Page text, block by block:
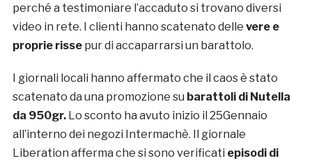
perché a testimoniare l’accaduto si trovano diversi
video in rete. I clienti hanno scatenato delle vere e
proprie rissepur di accaparrarsi un barattolo.
I giornali locali hanno affermato che il caos è stato
scatenato da una promozione su barattoli di Nutella
da 950gr.Lo sconto ha avuto inizio il 25Gennaio
all’interno dei negozi Intermachè. Il giornale
Liberation afferma che si sono verificati episodi di